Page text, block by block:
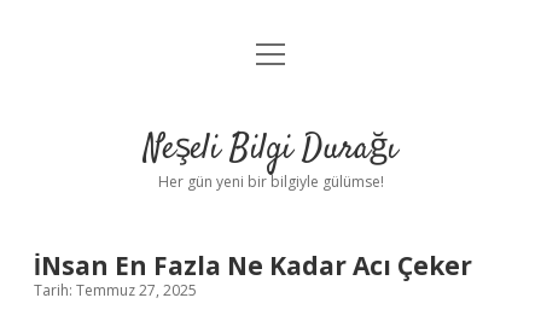
Anasayfa
Yasal Uyarı
menüyü
Neşeli Bilgi Durağı
Her gün yeni bir bilgiyle gülümse!
İNsan En Fazla Ne Kadar Acı Çeker
Tarih: Temmuz 27, 2025